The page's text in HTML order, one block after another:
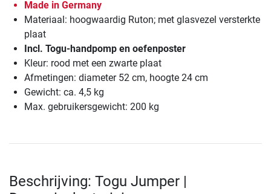
Made in Germany
Materiaal: hoogwaardig Ruton; met glasvezel versterkte
plaat
Incl. Togu-handpomp en oefenposter
Kleur: rood met een zwarte plaat
Afmetingen: diameter 52 cm, hoogte 24 cm
Gewicht: ca. 4,5 kg
Max. gebruikersgewicht: 200 kg
Beschrijving: Togu Jumper |